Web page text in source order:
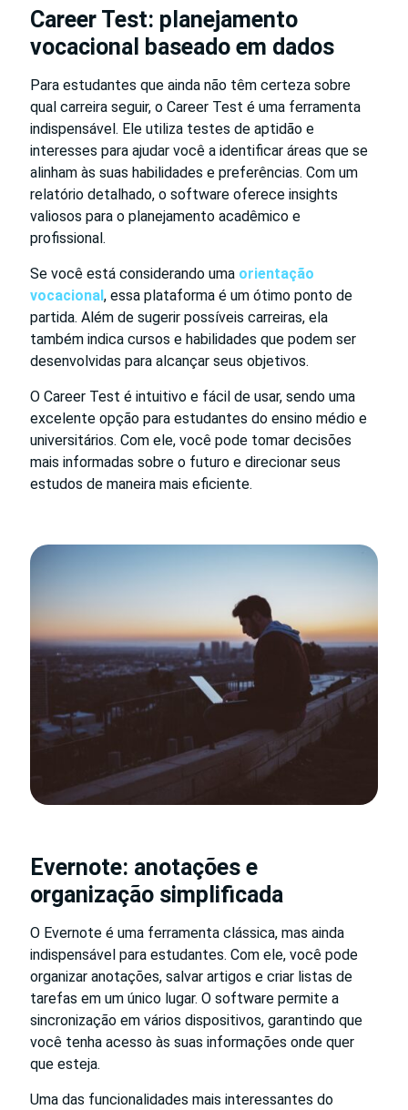
Career Test: planejamento
vocacional baseado em dados
Para estudantes que ainda não têm certeza sobre
qual carreira seguir, o Career Test é uma ferramenta
indispensável. Ele utiliza testes de aptidão e
interesses para ajudar você a identificar áreas que se
alinham às suas habilidades e preferências. Com um
relatório detalhado, o software oferece insights
valiosos para o planejamento acadêmico e
profissional.
Se você está considerando uma orientação
vocacional, essa plataforma é um ótimo ponto de
partida. Além de sugerir possíveis carreiras, ela
também indica cursos e habilidades que podem ser
desenvolvidas para alcançar seus objetivos.
O Career Test é intuitivo e fácil de usar, sendo uma
excelente opção para estudantes do ensino médio e
universitários. Com ele, você pode tomar decisões
mais informadas sobre o futuro e direcionar seus
estudos de maneira mais eficiente.
Evernote: anotações e
organização simplificada
O Evernote é uma ferramenta clássica, mas ainda
indispensável para estudantes. Com ele, você pode
organizar anotações, salvar artigos e criar listas de
tarefas em um único lugar. O software permite a
sincronização em vários dispositivos, garantindo que
você tenha acesso às suas informações onde quer
que esteja.
Uma das funcionalidades mais interessantes do